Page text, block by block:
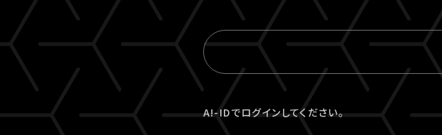
A!-IDでログインしてください。